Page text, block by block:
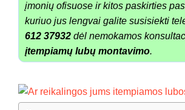
įmonių ofisuose ir kitos paskirties
kuriuo jus lengvai galite susisiekti
612 37932 dėl nemokamos
įtempiamų lubų montavimo.